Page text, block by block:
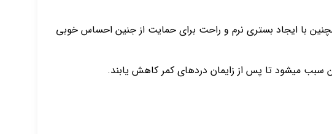
با ایجاد بستری نرم و راحت برای حمایت از جنین احساس خوبی
سبب میشود تا پس از زایمان دردهای کمر کاهش یابند.